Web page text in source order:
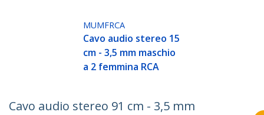
MUMFRCA
Cavo audio stereo 15
cm - 3,5 mm maschio
a 2 femmina RCA
Cavo audio stereo 91 cm - 3,5 mm